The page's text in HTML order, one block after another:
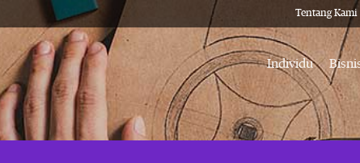
Tentang Kami
Individu